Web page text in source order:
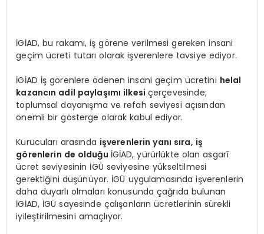
İGİAD, bu rakamı, iş görene verilmesi gereken insani
geçim ücreti tutarı olarak işverenlere tavsiye ediyor.
İGİAD İş görenlere ödenen insani geçim ücretini helal
kazancın adil paylaşımı ilkesi çerçevesinde;
toplumsal dayanışma ve refah seviyesi açısından
önemli bir gösterge olarak kabul ediyor.
Kurucuları arasında işverenlerin yanı sıra, iş
görenlerin de olduğu İGİAD, yürürlükte olan asgarî
ücret seviyesinin İGÜ seviyesine yükseltilmesi
gerektiğini düşünüyor. İGÜ uygulamasında işverenlerin
daha duyarlı olmaları konusunda çağrıda bulunan
İGİAD, İGÜ sayesinde çalışanların ücretlerinin sürekli
iyileştirilmesini amaçlıyor.